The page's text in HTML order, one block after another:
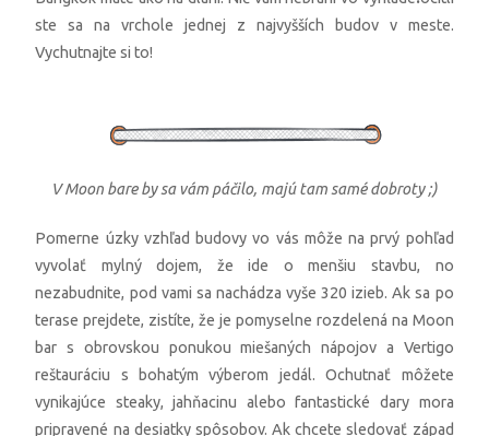
ste sa na vrchole jednej z najvyšších budov v meste.
Vychutnajte si to!
V Moon bare by sa vám páčilo, majú tam samé dobroty ;)
Pomerne úzky vzhľad budovy vo vás môže na prvý pohľad
vyvolať mylný dojem, že ide o menšiu stavbu, no
nezabudnite, pod vami sa nachádza vyše 320 izieb. Ak sa po
terase prejdete, zistíte, že je pomyselne rozdelená na Moon
bar s obrovskou ponukou miešaných nápojov a Vertigo
reštauráciu s bohatým výberom jedál. Ochutnať môžete
vynikajúce steaky, jahňacinu alebo fantastické dary mora
pripravené na desiatky spôsobov. Ak chcete sledovať západ